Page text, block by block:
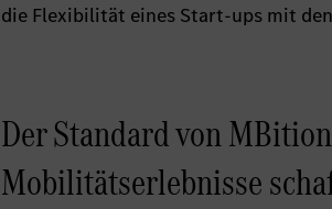
die Flexibilität eines Start-ups mit
Der Standard von
Mobilitätserlebnisse